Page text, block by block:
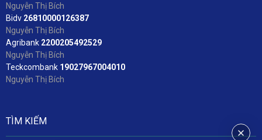
Nguyễn Thị Bích
Bidv 26810000126387
Nguyễn Thị Bích
Agribank 2200205492529
Nguyễn Thị Bích
Teckcombank 19027967004010
Nguyễn Thị Bích
TÌM KIẾM